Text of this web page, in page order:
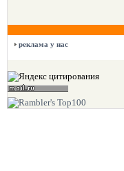
реклама у нас